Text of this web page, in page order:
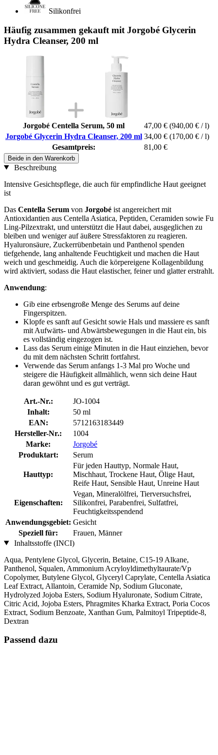
Silikonfrei
Häufig zusammen gekauft mit Jorgobé Glycerin
Hydra Cleanser, 200 ml
Jorgobé Centella Serum, 50 ml 47,00 € (940,00 € / l)
Jorgobé Glycerin Hydra Cleanser, 200 ml 34,00 € (170,00 € / l)
Gesamtpreis:
81,00 €
Beide in den Warenkorb
Beschreibung
Intensive Gesichtspflege, die auch für empfindliche Haut geeignet
ist
Das Centella Serum von Jorgobé ist angereichert mit
Antioxidantien aus Centella Asiatica, Peptiden, Ceramiden sowie Fu
Ling-Pilzextrakt, und unterstützt die Haut dabei, ausgeglichen zu
bleiben und weniger auf äußere Stressfaktoren zu reagieren.
Hyaluronsäure, Zuckerrübenbetain und Panthenol spenden
tiefgehende, lang anhaltende Feuchtigkeit und machen die Haut
weich und geschmeidig. Auch die körpereigene Kollagenbildung
wird aktiviert, sodass die Haut elastischer, feiner und glatter erstrahlt.
Anwendung:
Gib eine erbsengroße Menge des Serums auf deine
Fingerspitzen.
Klopfe es sanft auf Gesicht sowie Hals und massiere es sanft
mit Aufwärts- und Abwärtsbewegungen in die Haut ein, bis
es vollständig eingezogen ist.
Lass das Serum einige Minuten in die Haut einziehen, bevor
du mit dem nächsten Schritt fortfahrst.
Verwende das Serum anfangs 1-3 Mal pro Woche und
steigere die Häufigkeit allmählich, wenn sich deine Haut
daran gewöhnt und es gut verträgt.
Art.-Nr.:
JO-1004
Inhalt:
50 ml
EAN:
5712163183449
Hersteller-Nr.:
1004
Marke:
Jorgobé
Produktart:
Serum
Hauttyp:
Für jeden Hauttyp, Normale Haut,
Mischhaut, Trockene Haut, Ölige Haut,
Reife Haut, Sensible Haut, Unreine Haut
Eigenschaften:
Vegan, Mineralölfrei, Tierversuchsfrei,
Silikonfrei, Parabenfrei, Sulfatfrei,
Feuchtigkeitsspendend
Anwendungsgebiet: Gesicht
Speziell für:
Frauen, Männer
Inhaltsstoffe (INCI)
Aqua, Pentylene Glycol, Glycerin, Betaine, C15-19 Alkane,
Panthenol, Squalen, Ammonium Acryloyldimethyltaurate/Vp
Copolymer, Butylene Glycol, Glyceryl Caprylate, Centella Asiatica
Leaf Extract, Allantoin, Ceramide Np, Sodium Gluconate,
Hydrolyzed Jojoba Esters, Sodium Hyaluronate, Sodium Citrate,
Citric Acid, Jojoba Esters, Phragmites Kharka Extract, Poria Cocos
Extract, Sodium Benzoate, Xanthan Gum, Palmitoyl Tripeptide-8,
Dextran
Passend dazu